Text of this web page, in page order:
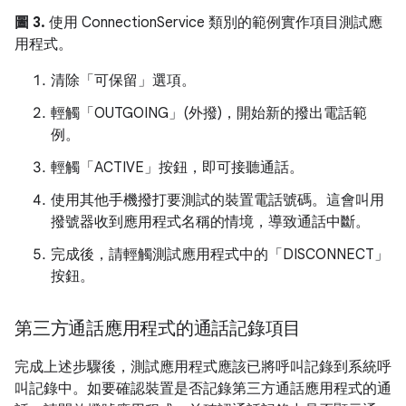
圖 3. 使用 ConnectionService 類別的範例實作項目測試應
用程式。
清除「可保留」 選項。
輕觸「OUTGOING」(外撥) ，開始新的撥出電話範
例。
輕觸「ACTIVE」 按鈕，即可接聽通話。
使用其他手機撥打要測試的裝置電話號碼。這會叫用
撥號器收到應用程式名稱的情境，導致通話中斷。
完成後，請輕觸測試應用程式中的「DISCONNECT」
按鈕。
第三方通話應用程式的通話記錄項目
完成上述步驟後，測試應用程式應該已將呼叫記錄到系統呼
叫記錄中。如要確認裝置是否記錄第三方通話應用程式的通